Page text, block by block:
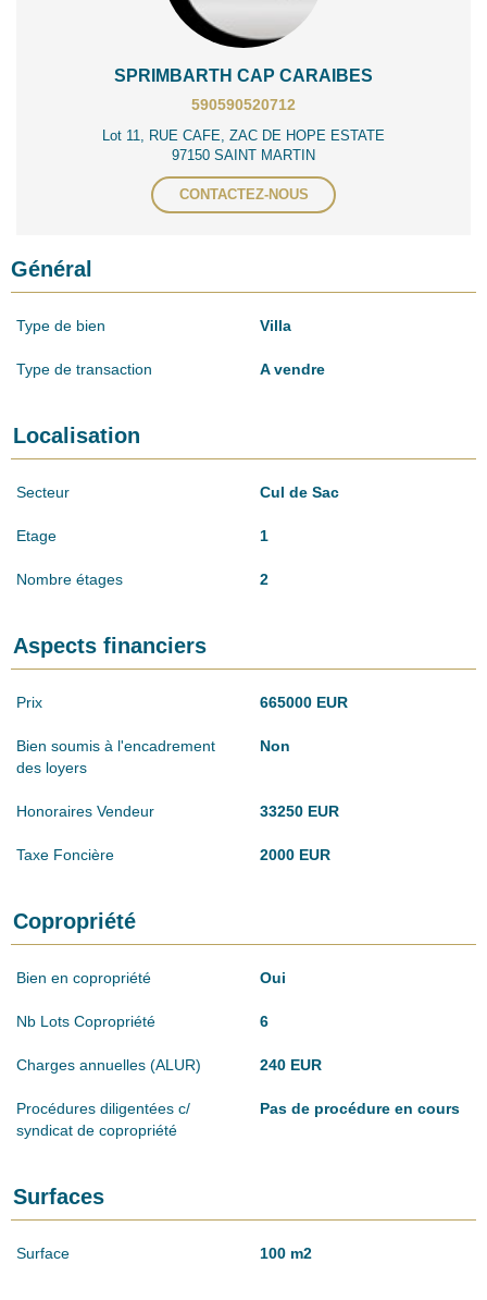
SPRIMBARTH CAP CARAIBES
590590520712
Lot 11, RUE CAFE, ZAC DE HOPE ESTATE
97150 SAINT MARTIN
CONTACTEZ-NOUS
Général
Type de bien Villa
Type de transaction A vendre
Localisation
Secteur Cul de Sac
Etage 1
Nombre étages 2
Aspects financiers
Prix 665000 EUR
Bien soumis à l'encadrement
des loyers
Non
Honoraires Vendeur 33250 EUR
Taxe Foncière 2000 EUR
Copropriété
Bien en copropriété Oui
Nb Lots Copropriété 6
Charges annuelles (ALUR) 240 EUR
Procédures diligentées c/
syndicat de copropriété
Pas de procédure en cours
Surfaces
Surface 100 m2